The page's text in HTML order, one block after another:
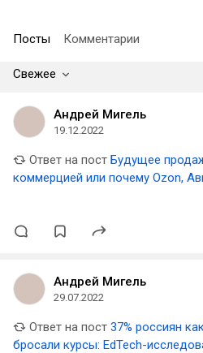
Посты Комментарии
Свежее
Андрей Мигель
19.12.2022
Ответ на пост Будущее
коммерцией или почему Ozon,
Андрей Мигель
29.07.2022
Ответ на пост 37% россиян
бросали курсы: EdTech-